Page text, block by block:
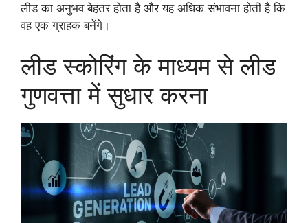
लीड का अनुभव बेहतर होता है और यह अधिक संभावना होती है कि
वह एक ग्राहक बनेंगे।
लीड स्कोरिंग के माध्यम से लीड
गुणवत्ता में सुधार करना